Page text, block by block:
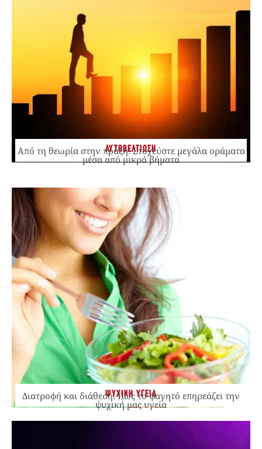
ΑΥΤΟΒΕΛΤΙΩΣΗ
Από τη θεωρία στην πράξη: Στοχεύστε μεγάλα οράματα
μέσα από μικρά βήματα
ΨΥΧΙΚΗ ΥΓΕΙΑ
Διατροφή και διάθεση: Πώς το φαγητό επηρεάζει την
ψυχική μας υγεία